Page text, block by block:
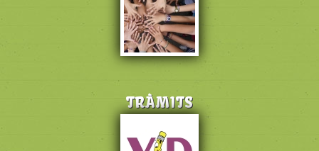
TRÀMITS